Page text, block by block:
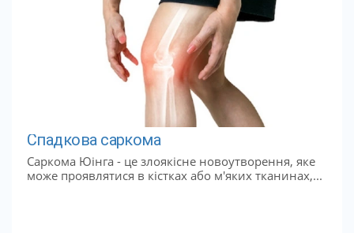
Спадкова саркома
Саркома Юінга - це злоякісне новоутворення, яке
може проявлятися в кістках або м'яких тканинах,...